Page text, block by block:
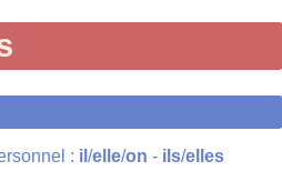
: il /elle/on - ils/elles